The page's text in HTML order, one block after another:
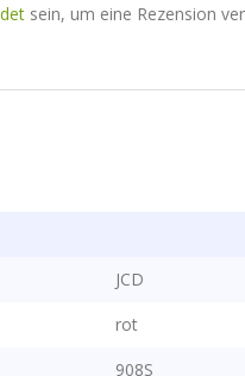
sein, um eine Rezension
JCD
rot
908S